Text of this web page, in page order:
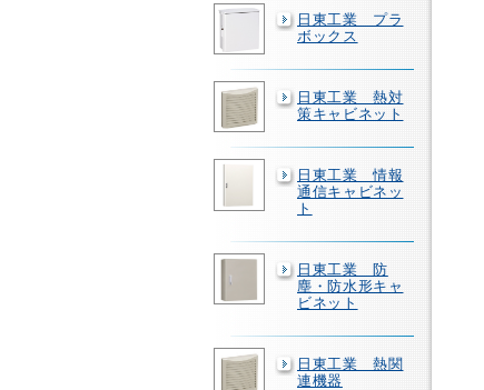
日東工業 プラ
ボックス
日東工業 熱対
策キャビネット
日東工業 情報
通信キャビネッ
ト
日東工業 防
塵・防水形キャ
ビネット
日東工業 熱関
連機器